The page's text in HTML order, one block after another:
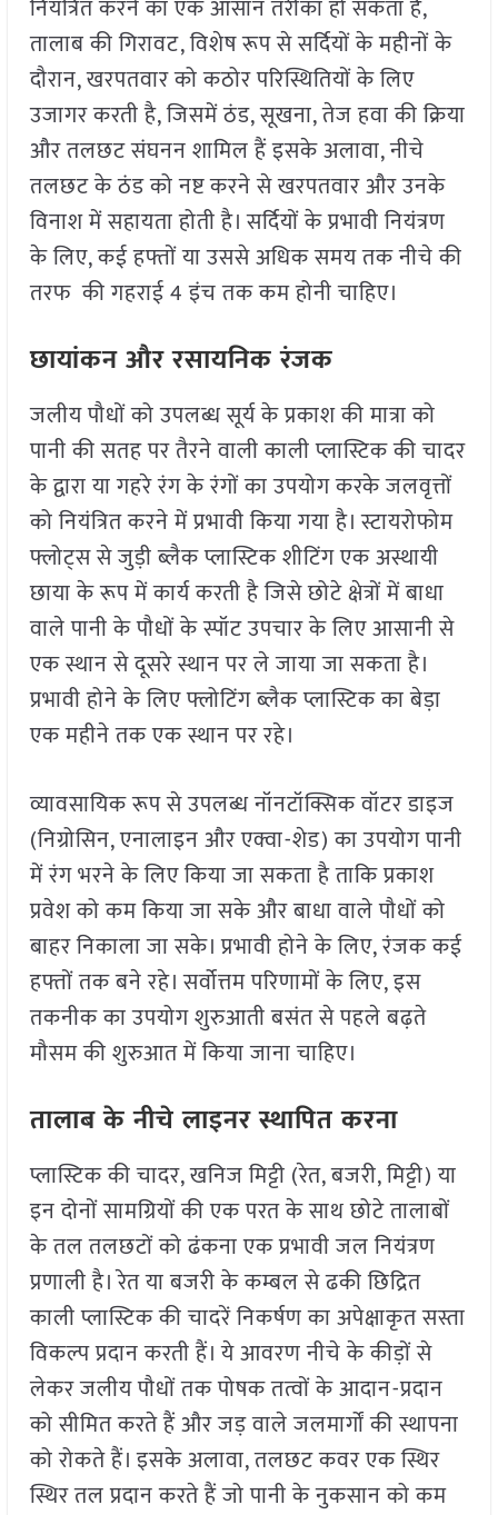
नियंत्रित करने का एक आसान तरीका हो सकता है,
तालाब की गिरावट, विशेष रूप से सर्दियों के महीनों के
दौरान, खरपतवार को कठोर परिस्थितियों के लिए
उजागर करती है, जिसमें ठंड, सूखना, तेज हवा की क्रिया
और तलछट संघनन शामिल हैं इसके अलावा, नीचे
तलछट के ठंड को नष्ट करने से खरपतवार और उनके
विनाश में सहायता होती है। सर्दियों के प्रभावी नियंत्रण
के लिए, कई हफ्तों या उससे अधिक समय तक नीचे की
तरफ की गहराई 4 इंच तक कम होनी चाहिए।
छायांकन और रसायनिक रंजक
जलीय पौधों को उपलब्ध सूर्य के प्रकाश की मात्रा को
पानी की सतह पर तैरने वाली काली प्लास्टिक की चादर
के द्वारा या गहरे रंग के रंगों का उपयोग करके जलवृत्तों
को नियंत्रित करने में प्रभावी किया गया है। स्टायरोफोम
फ्लोट्स से जुड़ी ब्लैक प्लास्टिक शीटिंग एक अस्थायी
छाया के रूप में कार्य करती है जिसे छोटे क्षेत्रों में बाधा
वाले पानी के पौधों के स्पॉट उपचार के लिए आसानी से
एक स्थान से दूसरे स्थान पर ले जाया जा सकता है।
प्रभावी होने के लिए फ्लोटिंग ब्लैक प्लास्टिक का बेड़ा
एक महीने तक एक स्थान पर रहे।
व्यावसायिक रूप से उपलब्ध नॉनटॉक्सिक वॉटर डाइज
(निग्रोसिन, एनालाइन और एक्वा-शेड) का उपयोग पानी
में रंग भरने के लिए किया जा सकता है ताकि प्रकाश
प्रवेश को कम किया जा सके और बाधा वाले पौधों को
बाहर निकाला जा सके। प्रभावी होने के लिए, रंजक कई
हफ्तों तक बने रहे। सर्वोत्तम परिणामों के लिए, इस
तकनीक का उपयोग शुरुआती बसंत से पहले बढ़ते
मौसम की शुरुआत में किया जाना चाहिए।
तालाब के नीचे लाइनर स्थापित करना
प्लास्टिक की चादर, खनिज मिट्टी (रेत, बजरी, मिट्टी) या
इन दोनों सामग्रियों की एक परत के साथ छोटे तालाबों
के तल तलछटों को ढंकना एक प्रभावी जल नियंत्रण
प्रणाली है। रेत या बजरी के कम्बल से ढकी छिद्रित
काली प्लास्टिक की चादरें निकर्षण का अपेक्षाकृत सस्ता
विकल्प प्रदान करती हैं। ये आवरण नीचे के कीड़ों से
लेकर जलीय पौधों तक पोषक तत्वों के आदान-प्रदान
को सीमित करते हैं और जड़ वाले जलमार्गों की स्थापना
को रोकते हैं। इसके अलावा, तलछट कवर एक स्थिर
स्थिर तल प्रदान करते हैं जो पानी के नुकसान को कम